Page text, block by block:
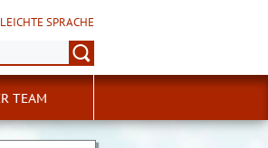
LEICHTE SPRACHE
TEAM